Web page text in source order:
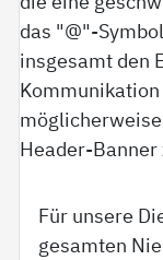
Für unsere
gesamten